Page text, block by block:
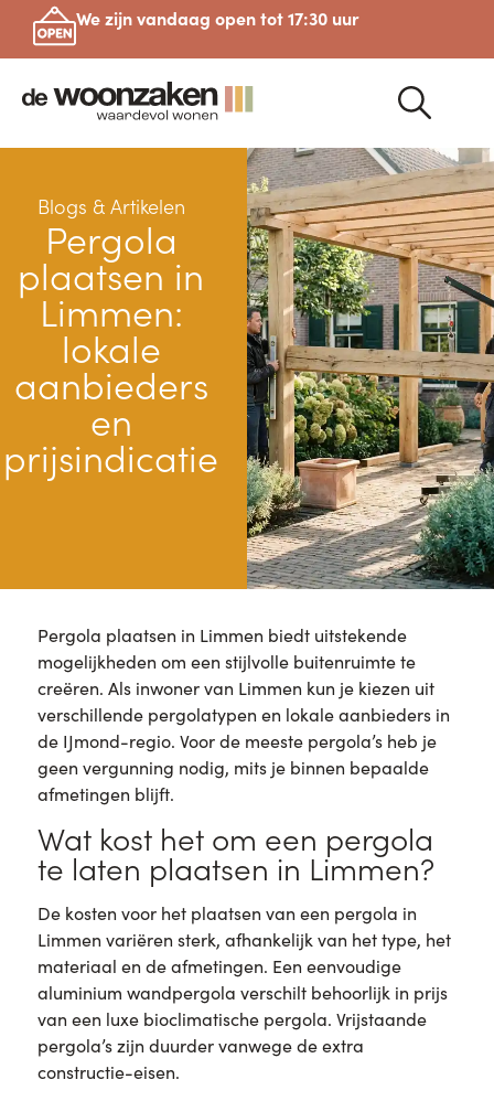
We zijn vandaag open tot 17:30 uur
Blogs & Artikelen
Pergola
plaatsen in
Limmen:
lokale
aanbieders
en
prijsindicatie
Pergola plaatsen in Limmen biedt uitstekende
mogelijkheden om een stijlvolle buitenruimte te
creëren. Als inwoner van Limmen kun je kiezen uit
verschillende pergolatypen en lokale aanbieders in
de IJmond-regio. Voor de meeste pergola’s heb je
geen vergunning nodig, mits je binnen bepaalde
afmetingen blijft.
Wat kost het om een pergola
te laten plaatsen in Limmen?
De kosten voor het plaatsen van een pergola in
Limmen variëren sterk, afhankelijk van het type, het
materiaal en de afmetingen. Een eenvoudige
aluminium wandpergola verschilt behoorlijk in prijs
van een luxe bioclimatische pergola. Vrijstaande
pergola’s zijn duurder vanwege de extra
constructie-eisen.